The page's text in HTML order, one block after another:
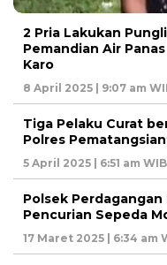
2 Pria Lakukan
Pemandian Air
Karo
8 April 2025 | 9:07 am
Tiga Pelaku Curat
Polres
5 April 2025 | 6:51 am WIB
Polsek
Pencurian Sepeda
17 Maret 2025 | 6:34 am